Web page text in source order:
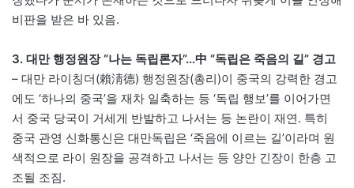
비판을 받은 바 있음.
3. 대만 행정원장 “나는 독립론자”…中 “독립은 죽음의 길” 경고
– 대만 라이칭더(賴淸德) 행정원장(총리)이 중국의 강력한 경고
에도 ‘하나의 중국’을 재차 일축하는 등 ‘독립 행보’를 이어가면
서 중국 당국이 거세게 반발하고 나서는 등 논란이 재연. 특히
중국 관영 신화통신은 대만독립은 ‘죽음에 이르는 길’이라며 원
색적으로 라이 원장을 공격하고 나서는 등 양안 긴장이 한층 고
조될 조짐.